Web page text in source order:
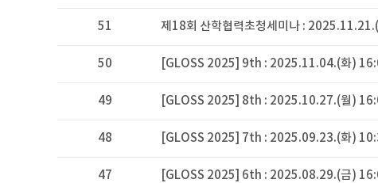
51 제18회 산학협력초청세미나 :
50 [GLOSS 2025] 9th : 2025.11.04.(화)
49 [GLOSS 2025] 8th : 2025.10.27.(월)
48 [GLOSS 2025] 7th : 2025.09.23.(화)
47 [GLOSS 2025] 6th : 2025.08.29.(금)